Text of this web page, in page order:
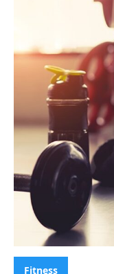
Categorias:
Fitness